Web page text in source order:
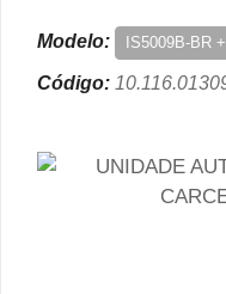
Modelo: IS5009B-BR
Código: